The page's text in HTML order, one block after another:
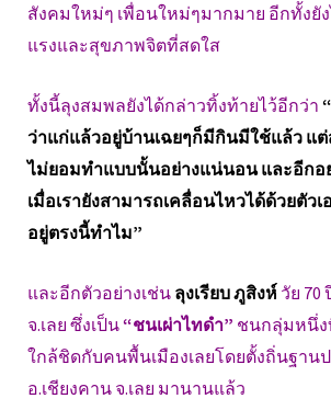
สังคมใหม่ๆ เพื่อนใหม่ๆมากมาย อีกทั้งยั
แรงและสุขภาพจิตที่สดใส
ทั้งนี้ลุงสมพลยังได้กล่าวทิ้งท้ายไว้อีกว่า
ว่าแก่แล้วอยู่บ้านเฉยๆก็มีกินมีใช้แล้ว แ
ไม่ยอมทำแบบนั้นอย่างแน่นอน และอีกอ
เมื่อเรายังสามารถเคลื่อนไหวได้ด้วยตัวเ
อยู่ตรงนี้ทำไม”
และอีกตัวอย่างเช่น ลุงเรียบ ภูสิงห์ วัย 70
จ.เลย ซึ่งเป็น“ชนเผ่าไทดำ” ชนกลุ่มหนึ่
ใกล้ชิดกับคนพื้นเมืองเลยโดยตั้งถิ่นฐาน
อ.เชียงคาน จ.เลย มานานแล้ว